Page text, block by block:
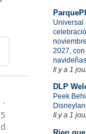
Universal
2027,
Il y a 1
DLP
Peek
Il y a 1